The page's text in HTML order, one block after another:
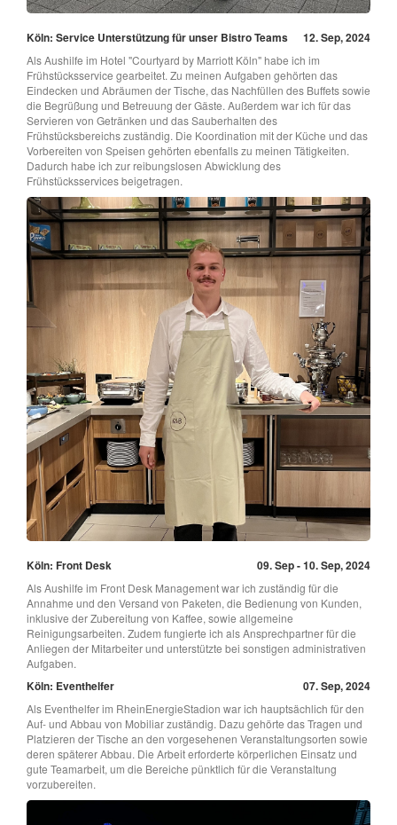
Köln: Service Unterstützung für unser Bistro Teams 12. Sep, 2024
Als Aushilfe im Hotel "Courtyard by Marriott Köln" habe ich im
Frühstücksservice gearbeitet. Zu meinen Aufgaben gehörten das
Eindecken und Abräumen der Tische, das Nachfüllen des Buffets sowie
die Begrüßung und Betreuung der Gäste. Außerdem war ich für das
Servieren von Getränken und das Sauberhalten des
Frühstücksbereichs zuständig. Die Koordination mit der Küche und das
Vorbereiten von Speisen gehörten ebenfalls zu meinen Tätigkeiten.
Dadurch habe ich zur reibungslosen Abwicklung des
Frühstücksservices beigetragen.
Köln: Front Desk 09. Sep - 10. Sep, 2024
Als Aushilfe im Front Desk Management war ich zuständig für die
Annahme und den Versand von Paketen, die Bedienung von Kunden,
inklusive der Zubereitung von Kaffee, sowie allgemeine
Reinigungsarbeiten. Zudem fungierte ich als Ansprechpartner für die
Anliegen der Mitarbeiter und unterstützte bei sonstigen administrativen
Aufgaben.
Köln: Eventhelfer 07. Sep, 2024
Als Eventhelfer im RheinEnergieStadion war ich hauptsächlich für den
Auf- und Abbau von Mobiliar zuständig. Dazu gehörte das Tragen und
Platzieren der Tische an den vorgesehenen Veranstaltungsorten sowie
deren späterer Abbau. Die Arbeit erforderte körperlichen Einsatz und
gute Teamarbeit, um die Bereiche pünktlich für die Veranstaltung
vorzubereiten.